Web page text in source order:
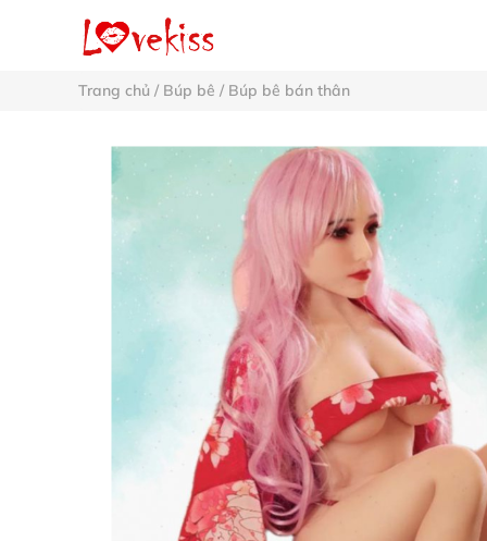
Trang chủ / Búp bê / Búp bê bán thân